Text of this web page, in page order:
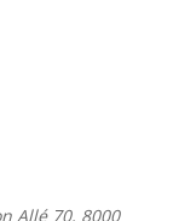
Allé 70, 8000